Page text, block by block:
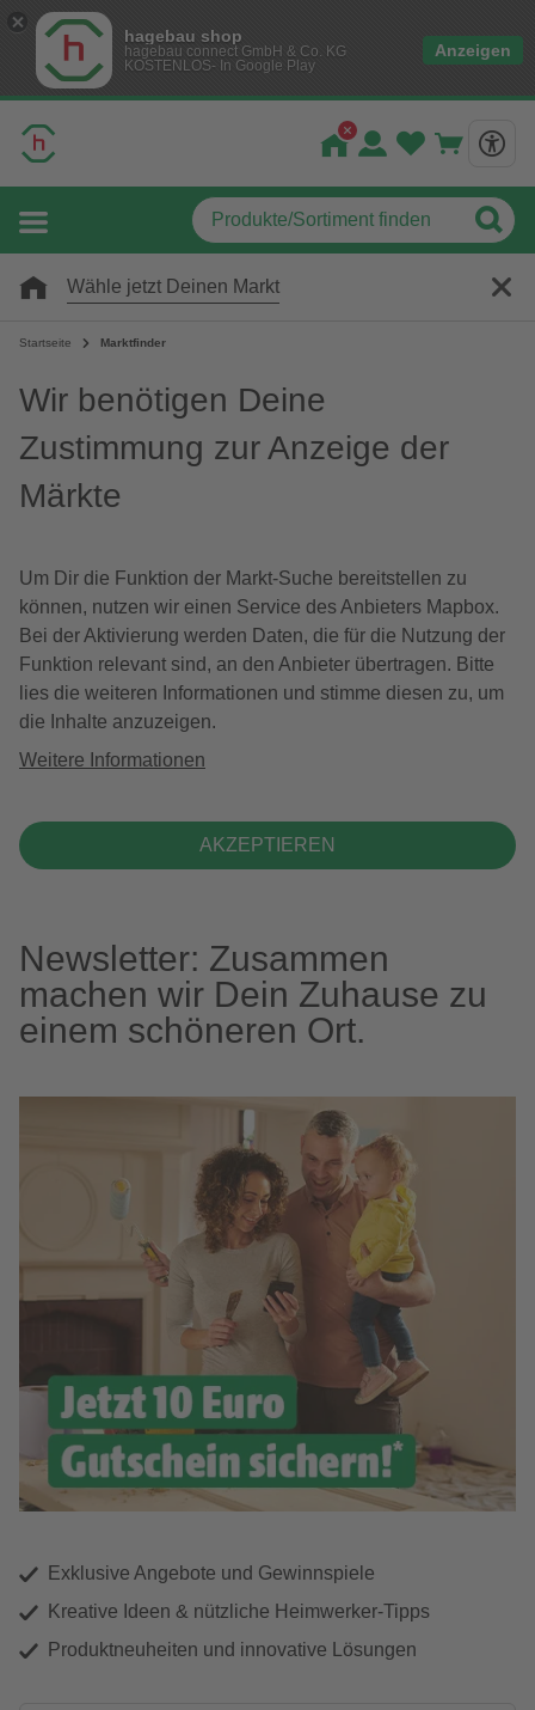
hagebau shop
hagebau connect GmbH & Co. KG
KOSTENLOS- In Google Play
Anzeigen
Wähle jetzt Deinen Markt
Startseite Marktfinder
Wir benötigen Deine
Zustimmung zur Anzeige der
Märkte
Um Dir die Funktion der Markt-Suche bereitstellen zu
können, nutzen wir einen Service des Anbieters Mapbox.
Bei der Aktivierung werden Daten, die für die Nutzung der
Funktion relevant sind, an den Anbieter übertragen. Bitte
lies die weiteren Informationen und stimme diesen zu, um
die Inhalte anzuzeigen.
Weitere Informationen
AKZEPTIEREN
Newsletter: Zusammen
machen wir Dein Zuhause zu
einem schöneren Ort.
Exklusive Angebote und Gewinnspiele
Kreative Ideen & nützliche Heimwerker-Tipps
Produktneuheiten und innovative Lösungen